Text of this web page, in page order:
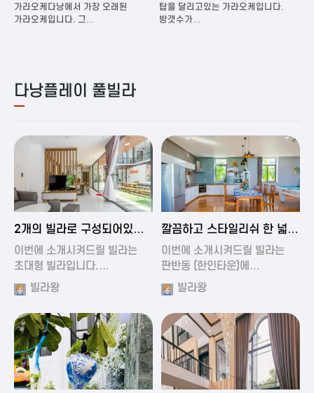
가라오케다낭에서 가장 오래된
가라오케입니다. 그…
탑을 달리고있는 가라오케입니다.
방갯수가…
다낭플레이 풀빌라
2024-11-19 00:54
2개의 빌라로 구성되어있는
대형 풀빌…
이번에 소개시켜드릴 빌라는
초대형 빌라입니다.…
빌라왕
2024-11-19 01:27
깔끔하고 스타일리쉬 한 넓은
풀빌라
이번에 소개시켜드릴 빌라는
판반동 (한인타운)에…
빌라왕